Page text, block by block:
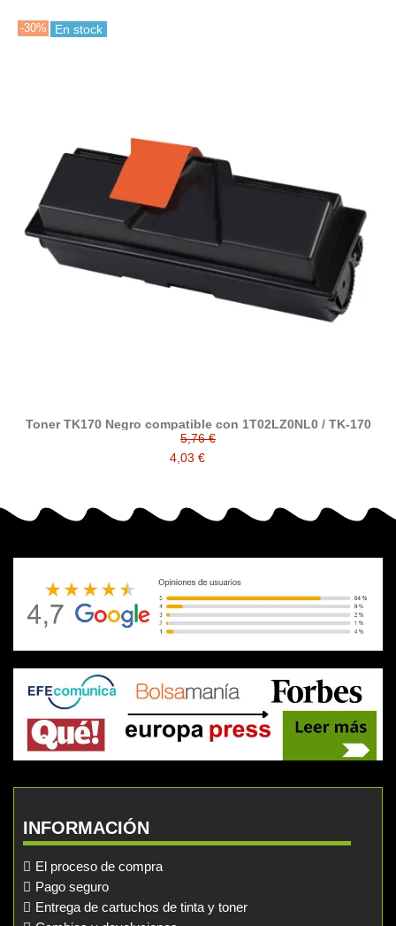
-30% En stock
Toner TK170 Negro compatible con 1T02LZ0NL0 / TK-170
5,76 €
4,03 €
INFORMACIÓN
El proceso de compra
Pago seguro
Entrega de cartuchos de tinta y toner